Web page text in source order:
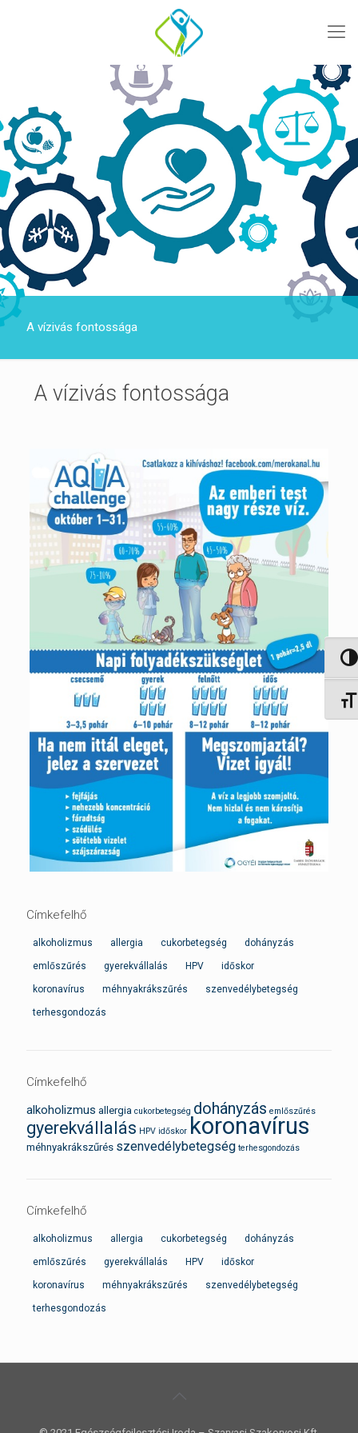
A vízivás fontossága
A vízivás fontossága
Címkefelhő
alkoholizmus allergia cukorbetegség dohányzás
emlőszűrés gyerekvállalás HPV időskor
koronavírus méhnyakrákszűrés szenvedélybetegség
terhesgondozás
Címkefelhő
alkoholizmus allergia cukorbetegség dohányzás emlőszűrés
gyerekvállalás HPV időskor koronavírus
méhnyakrákszűrés szenvedélybetegség terhesgondozás
Címkefelhő
alkoholizmus allergia cukorbetegség dohányzás
emlőszűrés gyerekvállalás HPV időskor
koronavírus méhnyakrákszűrés szenvedélybetegség
terhesgondozás